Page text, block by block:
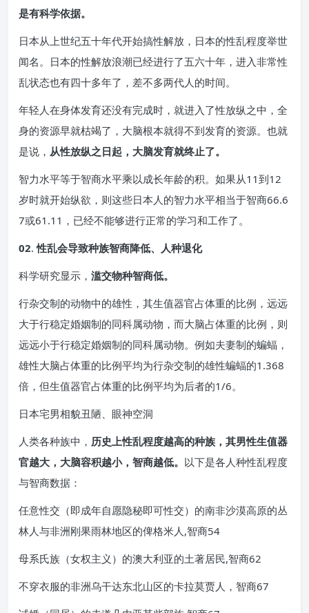
是有科学依据。
日本从上世纪五十年代开始搞性解放，日本的性乱程度举世
闻名。日本的性解放浪潮已经进行了五六十年，进入非常性
乱状态也有四十多年了，差不多两代人的时间。
年轻人在身体发育还没有完成时，就进入了性放纵之中，全
身的资源早就枯竭了，大脑根本就得不到发育的资源。也就
是说， 从性放纵之日起，大脑发育就终止了。
智力水平等于智商水平乘以成长年龄的积。如果从11到12
岁时就开始纵欲，则这些日本人的智力水平相当于智商66.6
7或61.11，已经不能够进行正常的学习和工作了。
02.性乱会导致种族智商降低、人种退化
科学研究显示， 滥交物种智商低。
行杂交制的动物中的雄性，其生值器官占体重的比例，远远
大于行稳定婚姻制的同科属动物，而大脑占体重的比例，则
远远小于行稳定婚姻制的同科属动物。例如夫妻制的蝙蝠，
雄性大脑占体重的比例平均为行杂交制的雄性蝙蝠的1.368
倍，但生值器官占体重的比例平均为后者的1/6。
日本宅男相貌丑陋、眼神空洞
人类各种族中， 历史上性乱程度越高的种族，其男性生值器
官越大，大脑容积越小，智商越低。 以下是各人种性乱程度
与智商数据：
任意性交（即成年自愿隐秘即可性交）的南非沙漠高原的丛
林人与非洲刚果雨林地区的俾格米人,智商54
母系氏族（女权主义）的澳大利亚的土著居民,智商62
不穿衣服的非洲乌干达东北山区的卡拉莫贾人，智商67